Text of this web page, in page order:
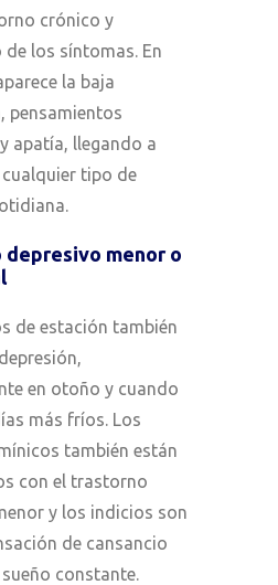
crónico y
los síntomas. En
la baja
pensamientos
apatía, llegando a
tipo de
depresivo menor o
de estación también
en otoño y cuando
más fríos. Los
también están
con el trastorno
y los indicios son
de cansancio
constante.